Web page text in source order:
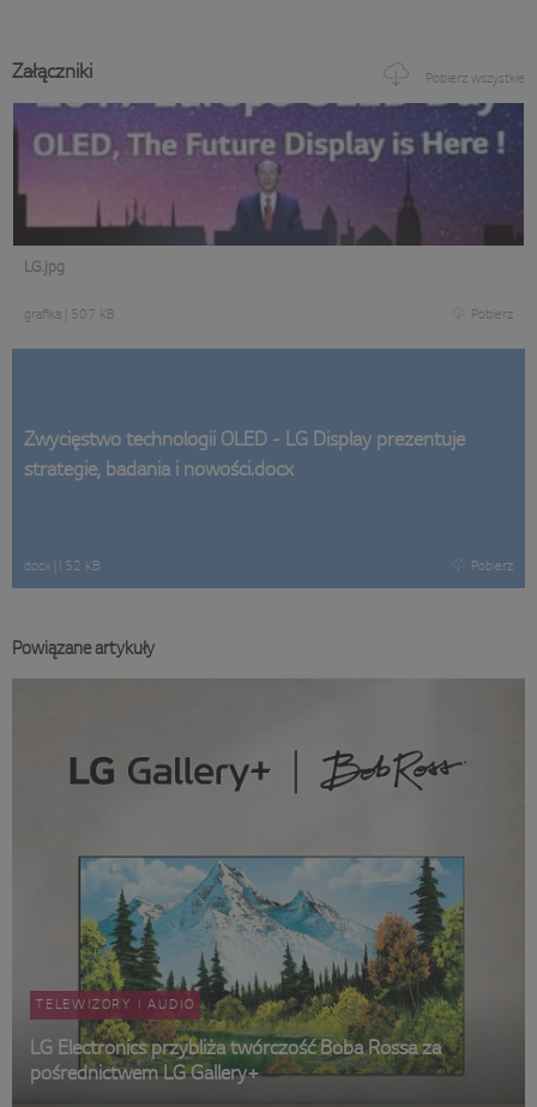
Załączniki Pobierz wszystkie
LG.jpg
grafika 507 KB Pobierz
Zwycięstwo technologii OLED - LG Display prezentuje
strategie, badania i nowości.docx
docx 152 KB Pobierz
Powiązane artykuły
TELEWIZORY I AUDIO
LG Electronics przybliża twórczość Boba Rossa za
pośrednictwem LG Gallery+